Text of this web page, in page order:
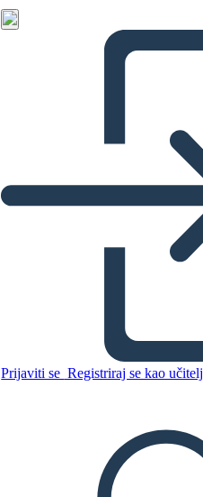
Prijaviti se Registriraj se kao učitelj